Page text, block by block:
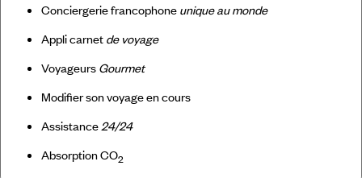
Conciergerie francophone unique au monde
Appli carnet de voyage
Voyageurs Gourmet
Modifier son voyage en cours
Assistance 24/24
Absorption CO2